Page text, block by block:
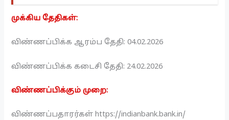
முக்கிய தேதிகள்:
விண்ணப்பிக்க ஆரம்ப தேதி: 04.02.2026
விண்ணப்பிக்க கடைசி தேதி: 24.02.2026
விண்ணப்பிக்கும் முறை:
விண்ணப்பதாரர்கள் https://indianbank.bank.in/